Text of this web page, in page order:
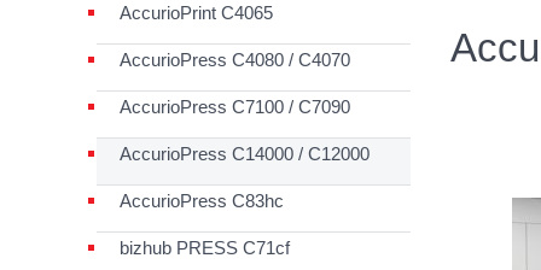
AccurioPrint C4065
AccurioPress C4080 / C4070
AccurioPress C7100 / C7090
AccurioPress C14000 / C12000
АccurioPress C83hc
bizhub PRESS C71cf